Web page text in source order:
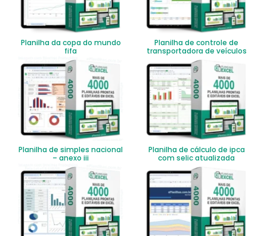
Planilha da copa do mundo
fifa
Planilha de controle de
transportadora de veículos
Planilha de simples nacional
– anexo iii
Planilha de cálculo de ipca
com selic atualizada